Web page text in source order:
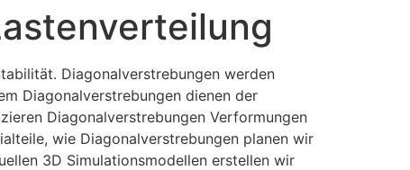
Diagonalverstrebungen werden
Diagonalverstrebungen dienen der
Diagonalverstrebungen Verformungen
wie Diagonalverstrebungen planen wir
3D Simulationsmodellen erstellen wir